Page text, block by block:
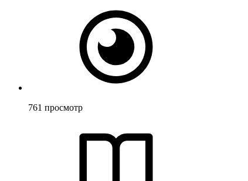
761 просмотр